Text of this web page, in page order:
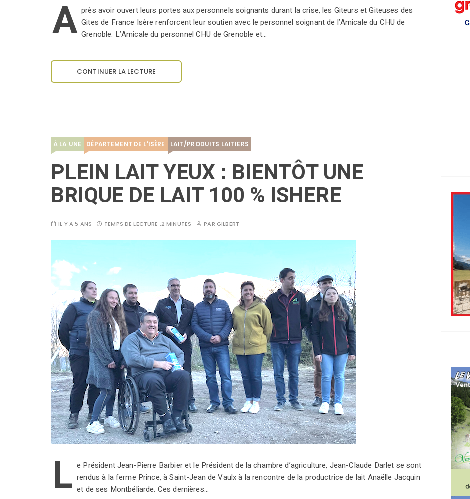
A près avoir ouvert leurs portes aux personnels soignants durant la crise, les Giteurs et Giteuses des
Gites de France Isère renforcent leur soutien avec le personnel soignant de l’Amicale du CHU de
Grenoble. L’Amicale du personnel CHU de Grenoble et…
CONTINUER LA LECTURE
À LA UNE DÉPARTEMENT DE L'ISÈRE LAIT/PRODUITS LAITIERS
PLEIN LAIT YEUX : BIENTÔT UNE
BRIQUE DE LAIT 100 % ISHERE
IL Y A 5 ANS TEMPS DE LECTURE :2 MINUTES PAR GILBERT
L e Président Jean-Pierre Barbier et le Président de la chambre d’agriculture, Jean-Claude Darlet se sont
rendus à la ferme Prince, à Saint-Jean de Vaulx à la rencontre de la productrice de lait Anaëlle Jacquin
et de ses Montbéliarde. Ces dernières…